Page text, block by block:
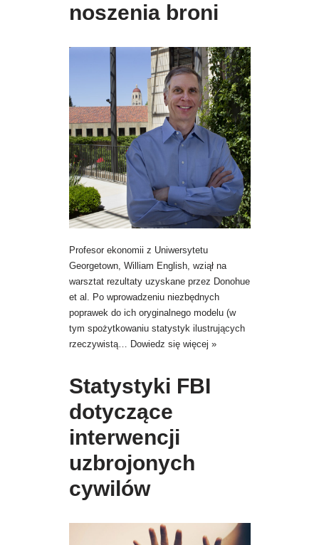
noszenia broni
Profesor ekonomii z Uniwersytetu
Georgetown, William English, wziął na
warsztat rezultaty uzyskane przez Donohue
et al. Po wprowadzeniu niezbędnych
poprawek do ich oryginalnego modelu (w
tym spożytkowaniu statystyk ilustrujących
rzeczywistą… Dowiedz się więcej »
Statystyki FBI
dotyczące
interwencji
uzbrojonych
cywilów